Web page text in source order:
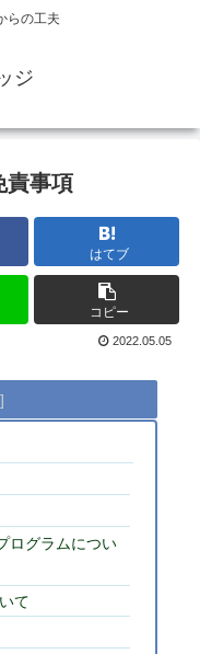
らの工夫
ジ
責事項
はてブ
コピー
2022.05.05
ログラムについ
て